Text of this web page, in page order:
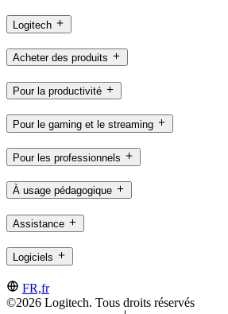
Logitech
Acheter des produits
Pour la productivité
Pour le gaming et le streaming
Pour les professionnels
À usage pédagogique
Assistance
Logiciels
FR,fr
©2026 Logitech. Tous droits réservés